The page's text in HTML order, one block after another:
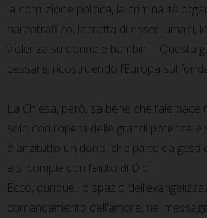
la corruzione politica, la criminalità
narcotraffico, la tratta di esseri umani,
violenza su donne e bambini… Questa
cessare, ricostruendo l’Europa sul
La Chiesa, però, sa bene che tale pace
solo con l’opera delle grandi potenze e
è anzitutto un dono, che parte da gesti
e si compie con l’aiuto di Dio.
Ecco, dunque, lo spazio
comandamento dell’amore, nel